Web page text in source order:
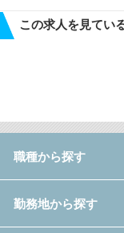
この求人を見てい
職種から探す
勤務地から探す